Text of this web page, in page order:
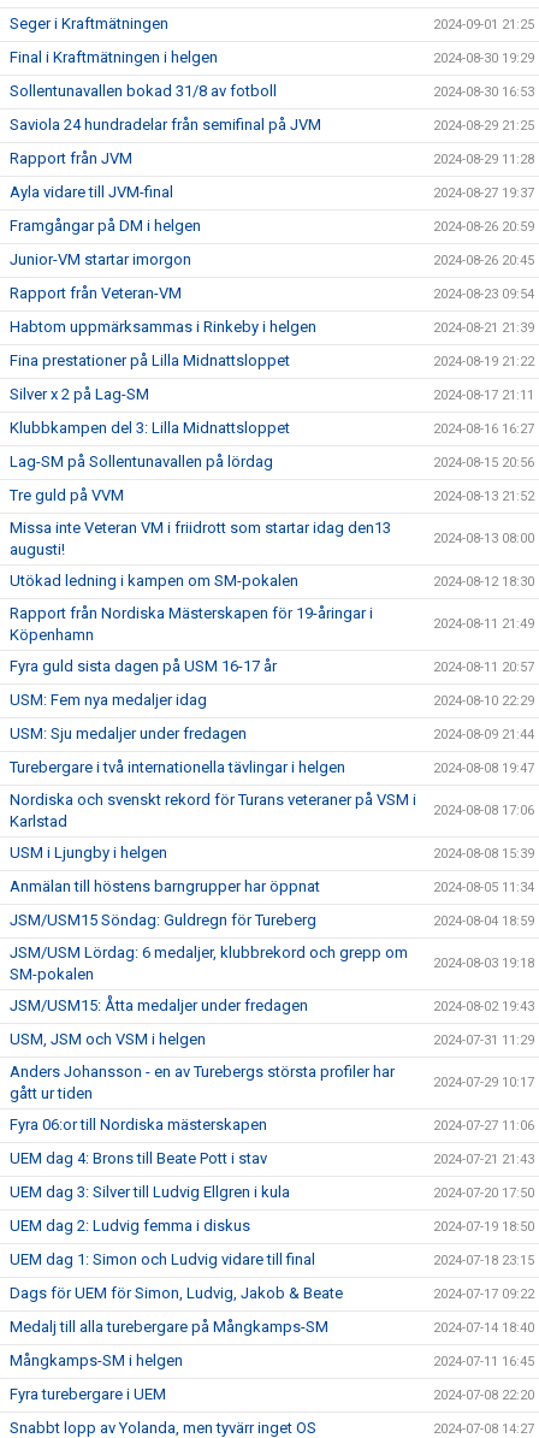
Seger i Kraftmätningen 2024-09-01 21:25
Final i Kraftmätningen i helgen 2024-08-30 19:29
Sollentunavallen bokad 31/8 av fotboll 2024-08-30 16:53
Saviola 24 hundradelar från semifinal på JVM 2024-08-29 21:25
Rapport från JVM 2024-08-29 11:28
Ayla vidare till JVM-final 2024-08-27 19:37
Framgångar på DM i helgen 2024-08-26 20:59
Junior-VM startar imorgon 2024-08-26 20:45
Rapport från Veteran-VM 2024-08-23 09:54
Habtom uppmärksammas i Rinkeby i helgen 2024-08-21 21:39
Fina prestationer på Lilla Midnattsloppet 2024-08-19 21:22
Silver x 2 på Lag-SM 2024-08-17 21:11
Klubbkampen del 3: Lilla Midnattsloppet 2024-08-16 16:27
Lag-SM på Sollentunavallen på lördag 2024-08-15 20:56
Tre guld på VVM 2024-08-13 21:52
Missa inte Veteran VM i friidrott som startar idag den13
augusti!
2024-08-13 08:00
Utökad ledning i kampen om SM-pokalen 2024-08-12 18:30
Rapport från Nordiska Mästerskapen för 19-åringar i
Köpenhamn
2024-08-11 21:49
Fyra guld sista dagen på USM 16-17 år 2024-08-11 20:57
USM: Fem nya medaljer idag 2024-08-10 22:29
USM: Sju medaljer under fredagen 2024-08-09 21:44
Turebergare i två internationella tävlingar i helgen 2024-08-08 19:47
Nordiska och svenskt rekord för Turans veteraner på VSM i
Karlstad
2024-08-08 17:06
USM i Ljungby i helgen 2024-08-08 15:39
Anmälan till höstens barngrupper har öppnat 2024-08-05 11:34
JSM/USM15 Söndag: Guldregn för Tureberg 2024-08-04 18:59
JSM/USM Lördag: 6 medaljer, klubbrekord och grepp om
SM-pokalen
2024-08-03 19:18
JSM/USM15: Åtta medaljer under fredagen 2024-08-02 19:43
USM, JSM och VSM i helgen 2024-07-31 11:29
Anders Johansson - en av Turebergs största profiler har
gått ur tiden
2024-07-29 10:17
Fyra 06:or till Nordiska mästerskapen 2024-07-27 11:06
UEM dag 4: Brons till Beate Pott i stav 2024-07-21 21:43
UEM dag 3: Silver till Ludvig Ellgren i kula 2024-07-20 17:50
UEM dag 2: Ludvig femma i diskus 2024-07-19 18:50
UEM dag 1: Simon och Ludvig vidare till final 2024-07-18 23:15
Dags för UEM för Simon, Ludvig, Jakob & Beate 2024-07-17 09:22
Medalj till alla turebergare på Mångkamps-SM 2024-07-14 18:40
Mångkamps-SM i helgen 2024-07-11 16:45
Fyra turebergare i UEM 2024-07-08 22:20
Snabbt lopp av Yolanda, men tyvärr inget OS 2024-07-08 14:27